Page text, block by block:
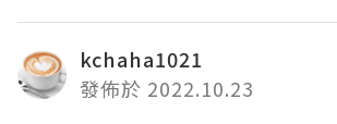
kchaha1021
發佈於 2022.10.23